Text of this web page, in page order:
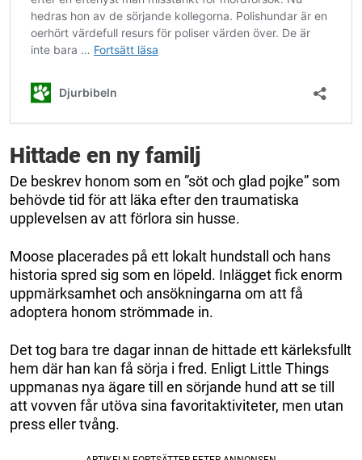
Hittade en ny familj
De beskrev honom som en ”söt och glad pojke” som
behövde tid för att läka efter den traumatiska
upplevelsen av att förlora sin husse.
Moose placerades på ett lokalt hundstall och hans
historia spred sig som en löpeld. Inlägget fick enorm
uppmärksamhet och ansökningarna om att få
adoptera honom strömmade in.
Det tog bara tre dagar innan de hittade ett kärleksfullt
hem där han kan få sörja i fred. Enligt Little Things
uppmanas nya ägare till en sörjande hund att se till
att vovven får utöva sina favoritaktiviteter, men utan
press eller tvång.